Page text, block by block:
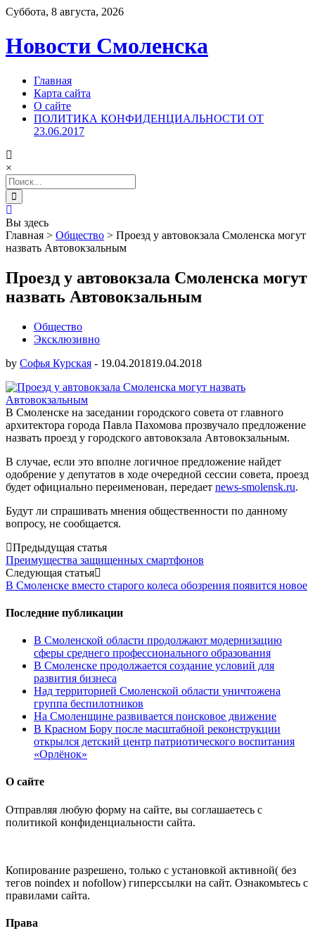
Суббота, 8 августа, 2026
Новости Смоленска
Главная
Карта сайта
О сайте
ПОЛИТИКА КОНФИДЕНЦИАЛЬНОСТИ ОТ
23.06.2017
×
Search
for:
Вы здесь
Главная > Общество > Проезд у автовокзала Смоленска могут
назвать Автовокзальным
Проезд у автовокзала Смоленска могут
назвать Автовокзальным
Общество
Эксклюзивно
by Софья Курская - 19.04.201819.04.2018
В Смоленске на заседании городского совета от главного
архитектора города Павла Пахомова прозвучало предложение
назвать проезд у городского автовокзала Автовокзальным.
В случае, если это вполне логичное предложение найдет
одобрение у депутатов в ходе очередной сессии совета, проезд
будет официально переименован, передает news-smolensk.ru.
Будут ли спрашивать мнения общественности по данному
вопросу, не сообщается.
Post
navigation
Предыдущая статья
Преимущества защищенных смартфонов
Следующая статья
В Смоленске вместо старого колеса обозрения появится новое
Последние публикации
В Смоленской области продолжают модернизацию
сферы среднего профессионального образования
В Смоленске продолжается создание условий для
развития бизнеса
Над территорией Смоленской области уничтожена
группа беспилотников
На Смоленщине развивается поисковое движение
В Красном Бору после масштабной реконструкции
открылся детский центр патриотического воспитания
«Орлёнок»
О сайте
Отправляя любую форму на сайте, вы соглашаетесь с
политикой конфиденциальности сайта.
Копирование разрешено, только с установкой активной( без
тегов noindex и nofollow) гиперссылки на сайт. Ознакомьтесь с
правилами сайта.
Права